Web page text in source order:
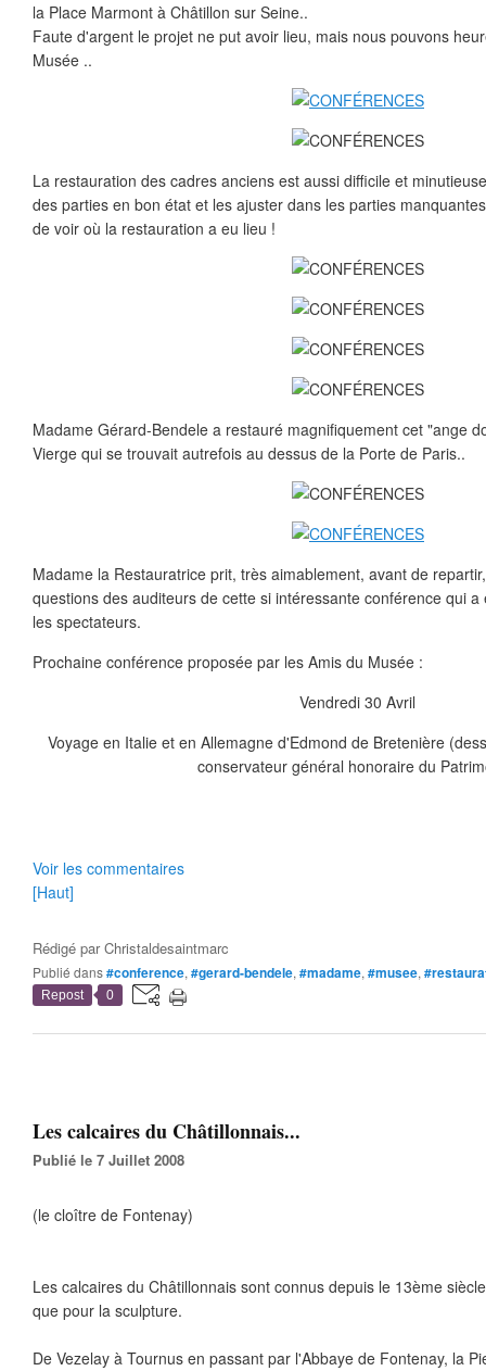
la Place Marmont à Châtillon sur Seine..
Faute d'argent le projet ne put avoir lieu, mais nous pouvons
Musée ..
La restauration des cadres anciens est aussi difficile et
des parties en bon état et les ajuster dans les parties
de voir où la restauration a eu lieu !
Madame Gérard-Bendele a restauré magnifiquement cet "ange
Vierge qui se trouvait autrefois au dessus de la Porte de Paris..
Madame la Restauratrice prit, très aimablement, avant de
questions des auditeurs de cette si intéressante conférence qui
les spectateurs.
Prochaine conférence proposée par les Amis du Musée :
Vendredi 30 Avril
Voyage en Italie et en Allemagne d'Edmond de Bretenière
conservateur général honoraire du
Voir les commentaires
[Haut]
Rédigé parChristaldesaintmarc
Publié dans#conference, #gerard-bendele, #madame, #musee,
Repost 0
Les calcaires du Châtillonnais...
Publié le 7 Juillet 2008
(le cloître de Fontenay)
Les calcaires du Châtillonnais sont connus depuis le 13ème
que pour la sculpture.
De Vezelay à Tournus en passant par l'Abbaye de Fontenay, la